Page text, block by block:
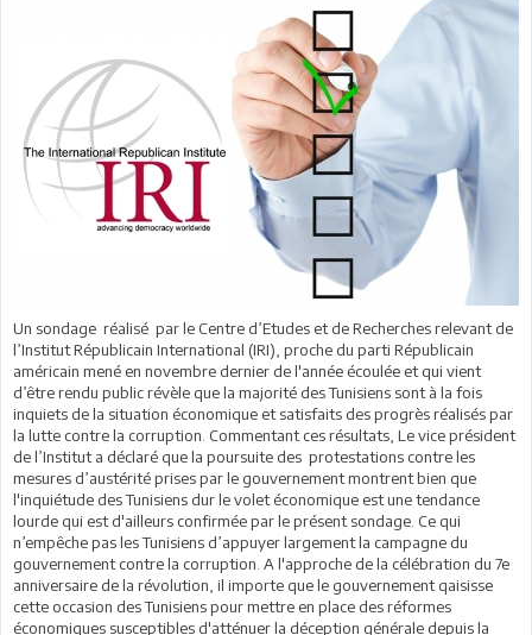
Un sondage réalisé par le Centre d’Etudes et de Recherches relevant de
l’Institut Républicain International (IRI), proche du parti Républicain
américain mené en novembre dernier de l'année écoulée et qui vient
d’être rendu public révèle que la majorité des Tunisiens sont à la fois
inquiets de la situation économique et satisfaits des progrès réalisés par
la lutte contre la corruption. Commentant ces résultats, Le vice président
de l’Institut a déclaré que la poursuite des protestations contre les
mesures d’austérité prises par le gouvernement montrent bien que
l'inquiétude des Tunisiens dur le volet économique est une tendance
lourde qui est d'ailleurs confirmée par le présent sondage. Ce qui
n’empêche pas les Tunisiens d’appuyer largement la campagne du
gouvernement contre la corruption. A l'approche de la célébration du 7e
anniversaire de la révolution, il importe que le gouvernement qaisisse
cette occasion des Tunisiens pour mettre en place des réformes
économiques susceptibles d'atténuer la déception générale depuis la